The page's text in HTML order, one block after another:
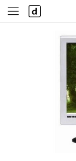
사
이
다
나
와